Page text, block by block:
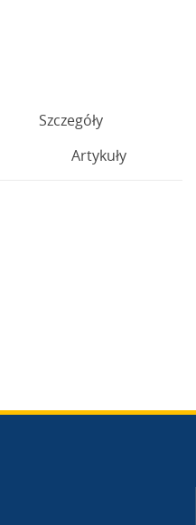
Szczegóły
Artykuły